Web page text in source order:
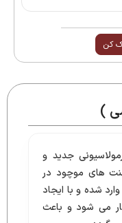
کن
)
جدید و
های موچود در
شده و با ایجاد
می شود و باعث